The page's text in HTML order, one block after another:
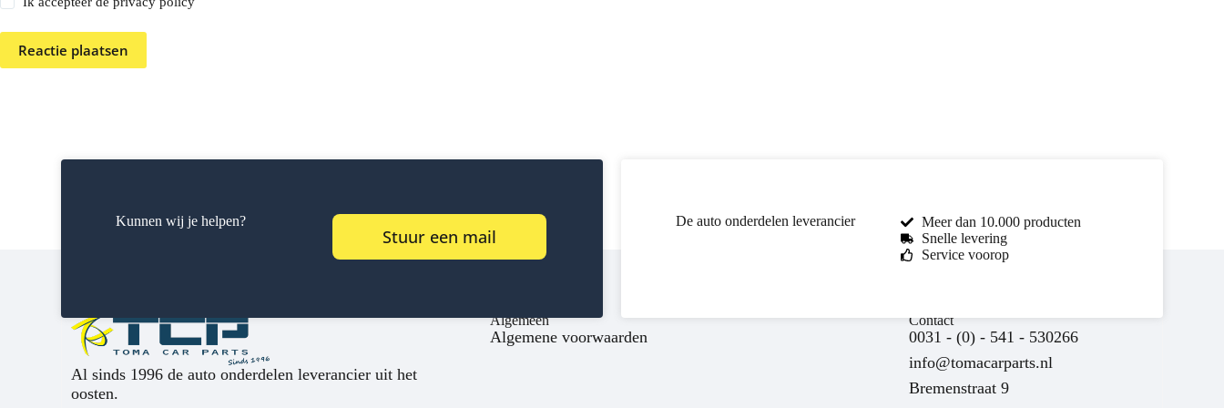
Reactie plaatsen
Kunnen wij je helpen?
Stuur een mail
De auto onderdelen leverancier
Meer dan 10.000 producten
Snelle levering
Service voorop
Al sinds 1996 de auto onderdelen leverancier uit het
oosten.
Algemeen
Algemene voorwaarden
Contact
0031 - (0) - 541 - 530266
info@tomacarparts.nl
Bremenstraat 9
Reageert meestal binnen enkele uren